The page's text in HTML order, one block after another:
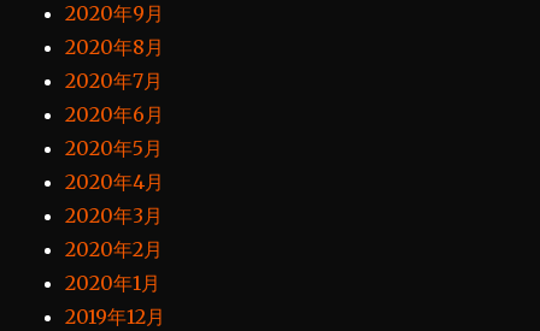
2020年9月
2020年8月
2020年7月
2020年6月
2020年5月
2020年4月
2020年3月
2020年2月
2020年1月
2019年12月